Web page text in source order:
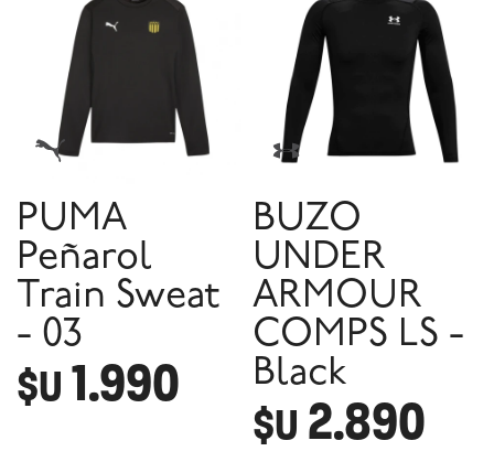
PUMA
Peñarol
Train Sweat
- 03
$U 1.990
BUZO
UNDER
ARMOUR
COMPS LS -
Black
$U 2.890